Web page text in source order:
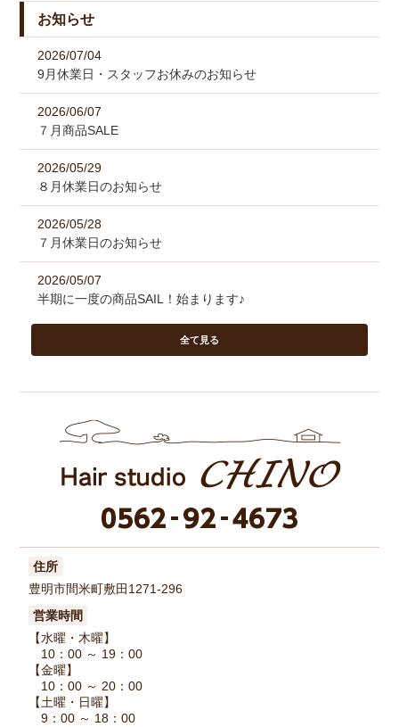
お知らせ
2026/07/04
9月休業日・スタッフお休みのお知らせ
2026/06/07
７月商品SALE
2026/05/29
８月休業日のお知らせ
2026/05/28
７月休業日のお知らせ
2026/05/07
半期に一度の商品SAIL！始まります♪
全て見る
住所
豊明市間米町敷田1271-296
営業時間
【水曜・木曜】
10：00 ～ 19：00
【金曜】
10：00 ～ 20：00
【土曜・日曜】
9：00 ～ 18：00